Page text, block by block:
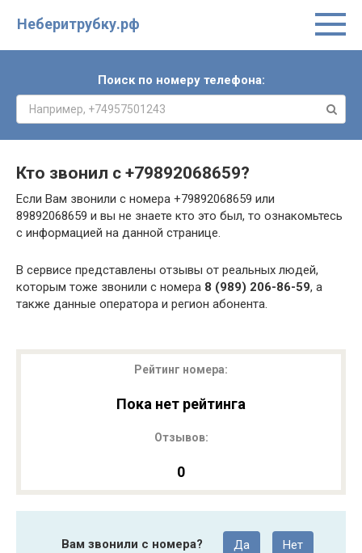
Неберитрубку.рф
Поиск по номеру телефона:
Кто звонил с +79892068659?
Если Вам звонили с номера +79892068659 или
89892068659 и вы не знаете кто это был, то ознакомьтесь
с информацией на данной странице.
В сервисе представлены отзывы от реальных людей,
которым тоже звонили с номера 8 (989) 206-86-59, а
также данные оператора и регион абонента.
Рейтинг номера:
Пока нет рейтинга
Отзывов:
0
Вам звонили с номера? Да Нет